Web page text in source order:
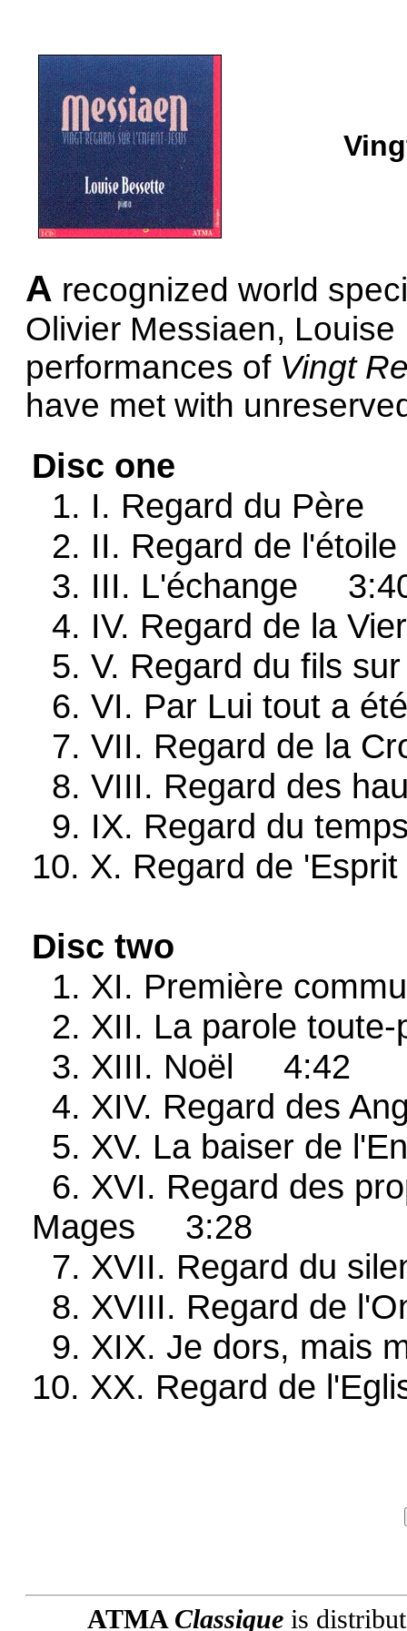
A recognized world
Olivier Messiaen,
performances of Vingt
have met with
Disc one
1. I. Regard du Père
2. II. Regard de
3. III. L'échange
4. IV. Regard de la
5. V. Regard du fils
6. VI. Par Lui tout a
7. VII. Regard de la
8. VIII. Regard des
9. IX. Regard du
10. X. Regard de
Disc two
1. XI. Première
2. XII. La parole
3. XIII. Noël 4:42
4. XIV. Regard des
5. XV. La baiser de
6. XVI. Regard des
Mages 3:28
7. XVII. Regard du
8. XVIII. Regard de
9. XIX. Je dors,
10. XX. Regard de
ATMA Classique is